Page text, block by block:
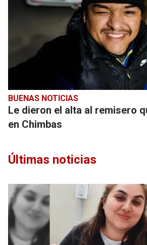
BUENAS NOTICIAS
Le dieron el alta al remisero
en Chimbas
Últimas noticias